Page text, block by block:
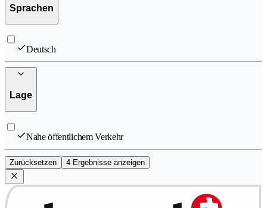
Sprachen
Deutsch
Lage
Nahe öffentlichem Verkehr
Zurücksetzen 4 Ergebnisse anzeigen